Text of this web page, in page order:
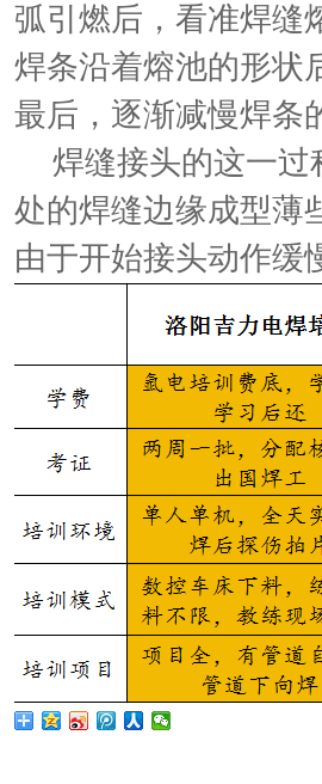
弧引燃后，看准焊缝
焊条沿着熔池的形状
最后，逐渐减慢焊条
焊缝接头的这一
处的焊缝边缘成型薄
由于开始接头动作缓